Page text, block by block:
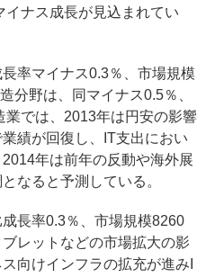
ナス成長が見込まれてい
率マイナス0.3％、市場規模
分野は、同マイナス0.5％、
業では、2013年は円安の影響
績が回復し、IT支出におい
年は前年の反動や海外展
なると予測している。
長率0.3％、市場規模8260
レットなどの市場拡大の影
向けインフラの拡充が進みI